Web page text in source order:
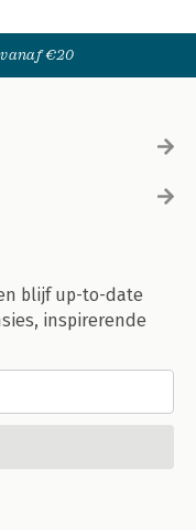
€20
blijf up-to-date
inspirerende